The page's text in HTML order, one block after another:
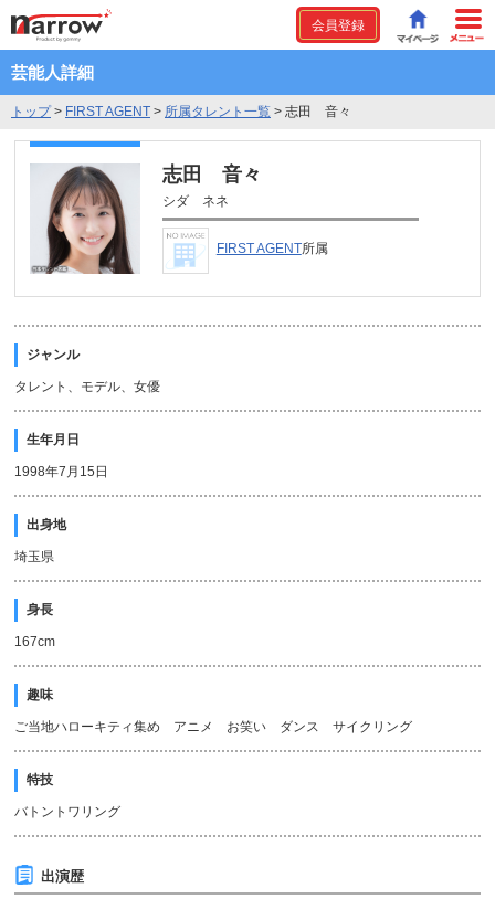
会員登録
芸能人詳細
トップ> FIRST AGENT > 所属タレント一覧 > 志田 音々
志田 音々
シダ ネネ
FIRST AGENT所属
ジャンル
タレント、モデル、女優
生年月日
1998年7月15日
出身地
埼玉県
身長
167cm
趣味
ご当地ハローキティ集め アニメ お笑い ダンス サイクリング
特技
バトントワリング
出演歴